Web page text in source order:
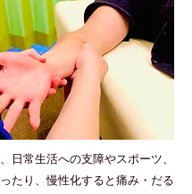
日常生活への支障やスポーツ、
たり、慢性化すると痛み・だる